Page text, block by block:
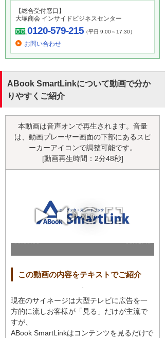
【総合受付窓口】
大塚商会 インサイドビジネスセンター
0120-579-215（平日 9:00～17:30）
お問い合わせ
ABook SmartLinkについて動画で分か
りやすくご紹介
本動画は音声オンで再生されます。音量
は、動画プレーヤー画面の下部にあるスピ
ーカーアイコンで調整可能です。
[動画再生時間：2分48秒]
この動画の内容をテキストでご紹介
現在のサイネージは大型テレビに広告を一
方的に流しお客様が「見る」だけが主流で
すが、
ABook SmartLinkはコンテンツを見るだけで